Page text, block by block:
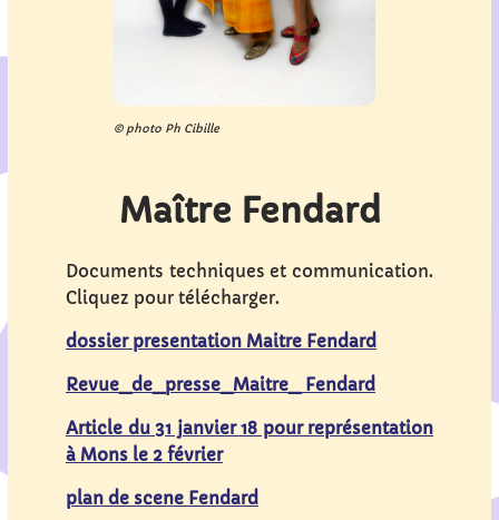
© photo Ph Cibille
Maître Fendard
Documents techniques et communication.
Cliquez pour télécharger.
dossier presentation Maitre Fendard
Revue_de_presse_Maitre_ Fendard
Article du 31 janvier 18 pour représentation
à Mons le 2 février
plan de scene Fendard